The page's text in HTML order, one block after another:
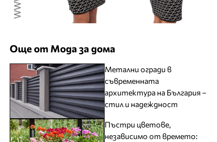
Още от Мода за дома
Метални огради в
съвременната
архитектура на България –
стил и надеждност
Пъстри цветове,
независимо от времето: